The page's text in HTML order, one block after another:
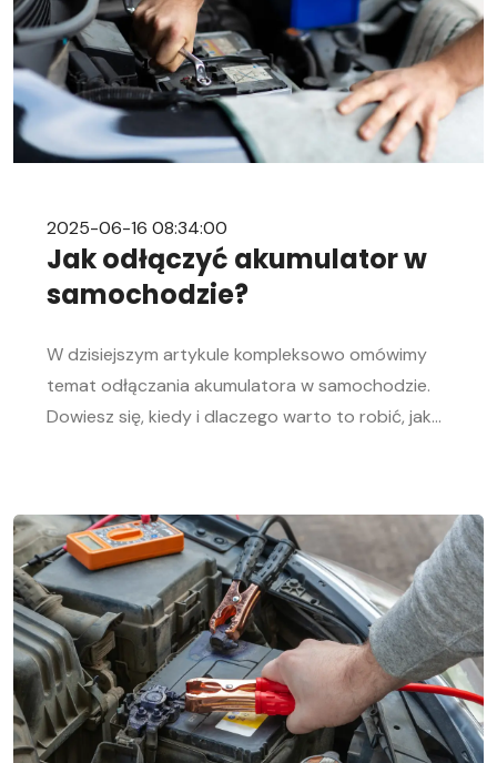
2025-06-16 08:34:00
Jak odłączyć akumulator w
samochodzie?
W dzisiejszym artykule kompleksowo omówimy
temat odłączania akumulatora w samochodzie.
Dowiesz się, kiedy i dlaczego warto to robić, jak
pomoże Ci sprawnie przeprowadzić tę czynność,
niezależnie od Twojego doświadczenia w
mechanice samochodowej. Objawy
rozładowanego akumulatora Rozładowanie
akumulatora w aucie to problem, którego żaden
kierowca […]